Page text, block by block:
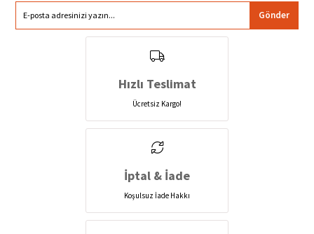
Gönder
Hızlı Teslimat
Ücretsiz Kargo!
İptal & İade
Koşulsuz İade Hakkı